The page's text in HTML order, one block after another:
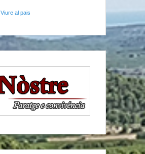
Viure al pais